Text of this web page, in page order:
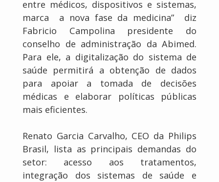
entre médicos, dispositivos e sistemas,
marca a nova fase da medicina” diz
Fabricio Campolina presidente do
conselho de administração da Abimed.
Para ele, a digitalização do sistema de
saúde permitirá a obtenção de dados
para apoiar a tomada de decisões
médicas e elaborar políticas públicas
mais eficientes.
Renato Garcia Carvalho, CEO da Philips
Brasil, lista as principais demandas do
setor: acesso aos tratamentos,
integração dos sistemas de saúde e